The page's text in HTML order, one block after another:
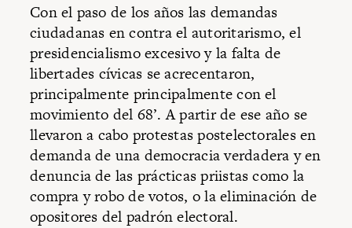
Con el paso de los años las demandas
ciudadanas en contra el autoritarismo, el
presidencialismo excesivo y la falta de
libertades cívicas se acrecentaron,
principalmente principalmente con el
movimiento del 68’. A partir de ese año se
llevaron a cabo protestas postelectorales en
demanda de una democracia verdadera y en
denuncia de las prácticas priistas como la
compra y robo de votos, o la eliminación de
opositores del padrón electoral.